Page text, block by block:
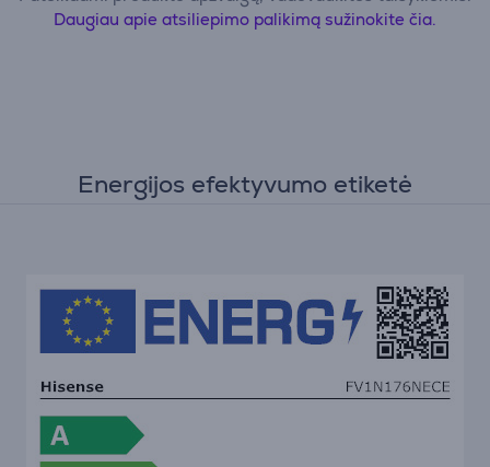
Daugiau apie atsiliepimo palikimą sužinokite čia.
Energijos efektyvumo etiketė